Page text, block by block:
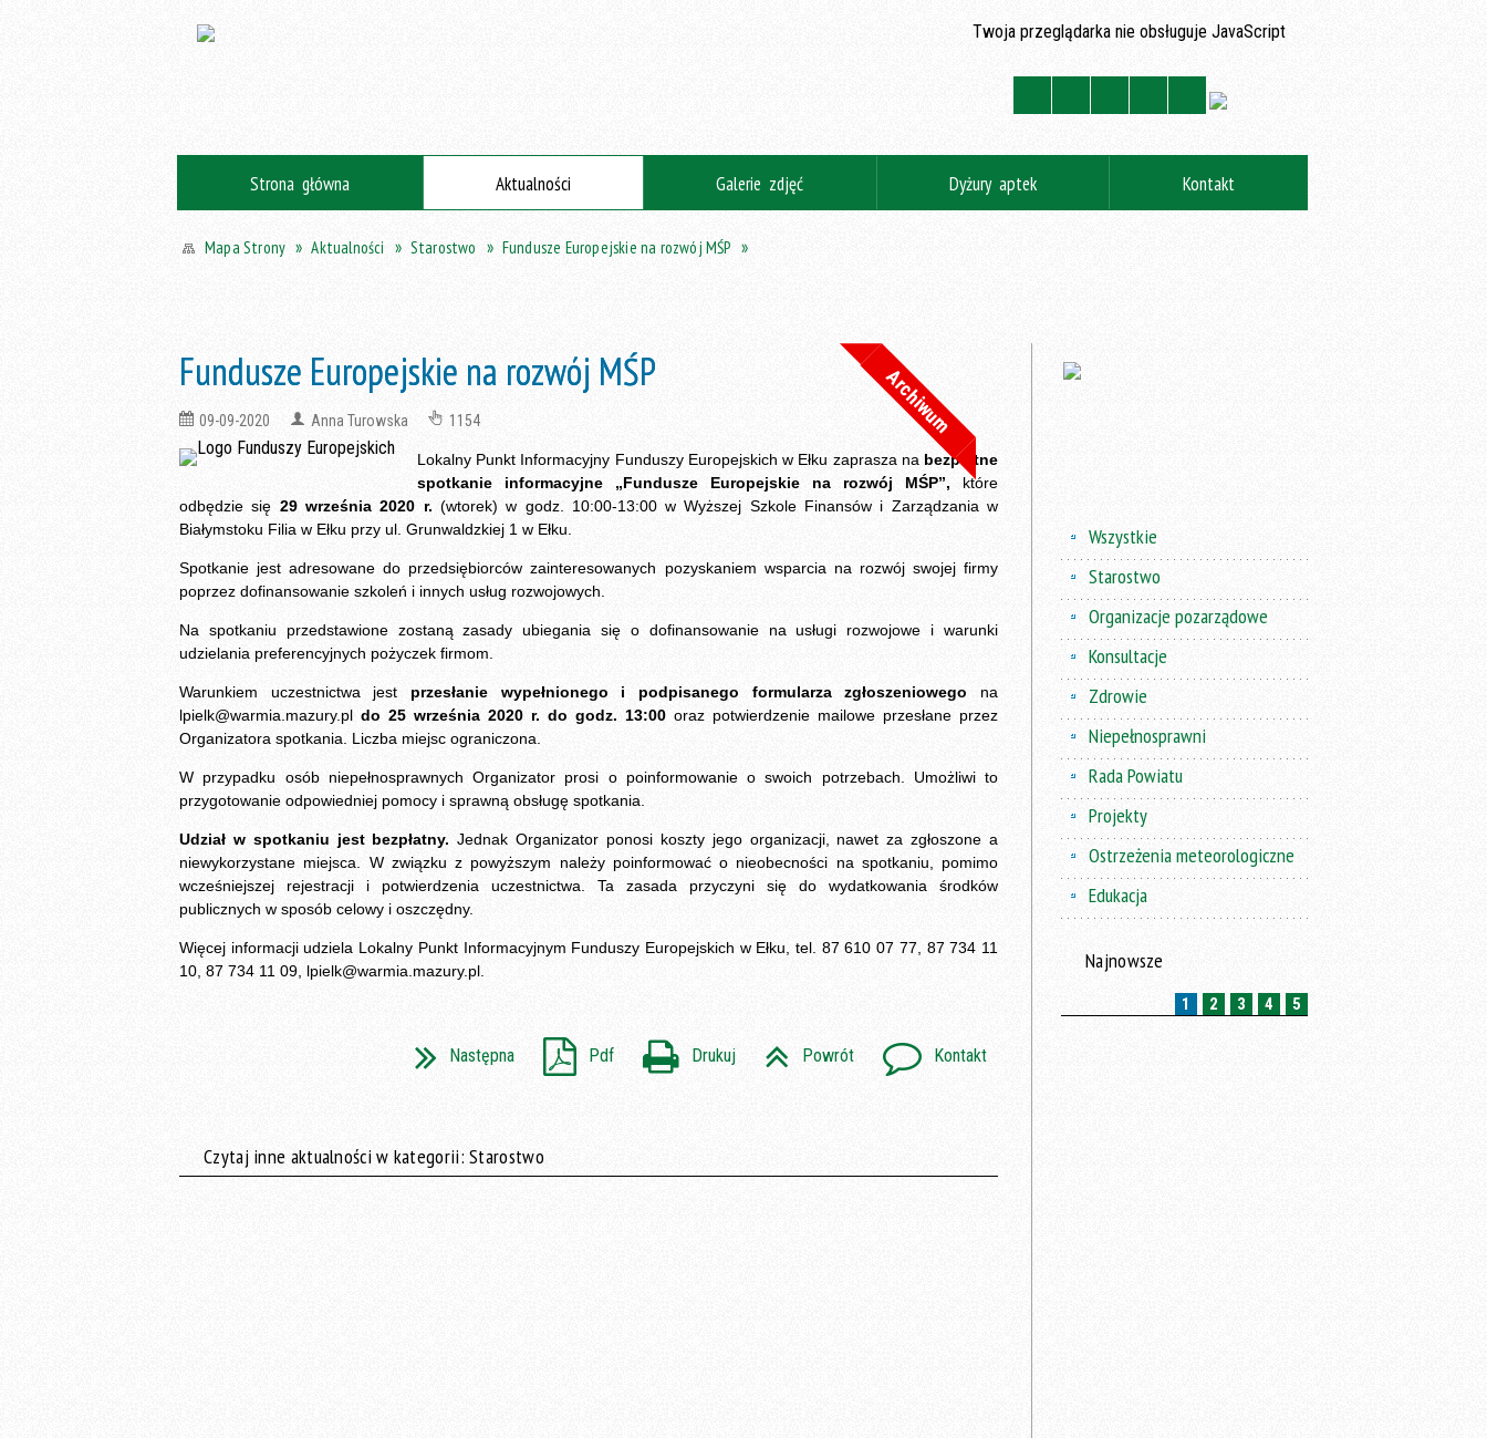
Twoja przeglądarka nie obsługuje JavaScript
Strona główna Aktualności Galerie zdjęć Dyżury aptek Kontakt
Mapa Strony Aktualności Starostwo Fundusze Europejskie na rozwój MŚP
Fundusze Europejskie na rozwój MŚP
09-09-2020 Anna Turowska 1154 Archiwum
Lokalny Punkt Informacyjny Funduszy Europejskich w Ełku zaprasza na bezpłatne
spotkanie informacyjne „Fundusze Europejskie na rozwój MŚP”, które
odbędzie się 29 września 2020 r. (wtorek) w godz. 10:00-13:00 w Wyższej Szkole Finansów i Zarządzania w
Białymstoku Filia w Ełku przy ul. Grunwaldzkiej 1 w Ełku.
Spotkanie jest adresowane do przedsiębiorców zainteresowanych pozyskaniem wsparcia na rozwój swojej firmy
poprzez dofinansowanie szkoleń i innych usług rozwojowych.
Na spotkaniu przedstawione zostaną zasady ubiegania się o dofinansowanie na usługi rozwojowe i warunki
udzielania preferencyjnych pożyczek firmom.
Warunkiem uczestnictwa jest przesłanie wypełnionego i podpisanego formularza zgłoszeniowego na
lpielk@warmia.mazury.pl do 25 września 2020 r. do godz. 13:00 oraz potwierdzenie mailowe przesłane przez
Organizatora spotkania. Liczba miejsc ograniczona.
W przypadku osób niepełnosprawnych Organizator prosi o poinformowanie o swoich potrzebach. Umożliwi to
przygotowanie odpowiedniej pomocy i sprawną obsługę spotkania.
Udział w spotkaniu jest bezpłatny. Jednak Organizator ponosi koszty jego organizacji, nawet za zgłoszone a
niewykorzystane miejsca. W związku z powyższym należy poinformować o nieobecności na spotkaniu, pomimo
wcześniejszej rejestracji i potwierdzenia uczestnictwa. Ta zasada przyczyni się do wydatkowania środków
publicznych w sposób celowy i oszczędny.
Więcej informacji udziela Lokalny Punkt Informacyjnym Funduszy Europejskich w Ełku, tel. 87 610 07 77, 87 734 11
10, 87 734 11 09, lpielk@warmia.mazury.pl.
Następna Pdf Drukuj Powrót Kontakt
Czytaj inne aktualności w kategorii: Starostwo
Wszystkie
Starostwo
Organizacje pozarządowe
Konsultacje
Zdrowie
Niepełnosprawni
Rada Powiatu
Projekty
Ostrzeżenia meteorologiczne
Edukacja
Najnowsze
1 2 3 4 5